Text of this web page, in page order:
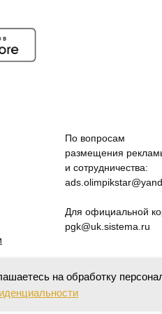
на обработку
По вопросам
размещения
и сотрудничества:
Для официальной
pgk@uk.sistema.ru